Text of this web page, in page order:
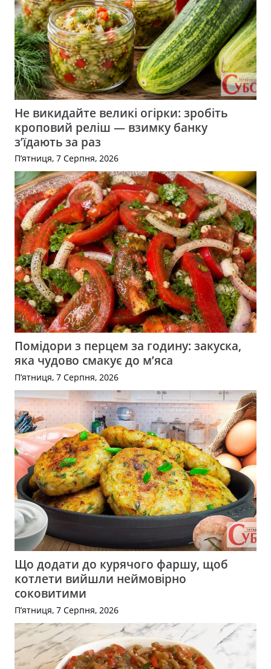
Не викидайте великі огірки: зробіть
кроповий реліш — взимку банку
з’їдають за раз
П’ятниця, 7 Серпня, 2026
Помідори з перцем за годину: закуска,
яка чудово смакує до м’яса
П’ятниця, 7 Серпня, 2026
Що додати до курячого фаршу, щоб
котлети вийшли неймовірно
соковитими
П’ятниця, 7 Серпня, 2026